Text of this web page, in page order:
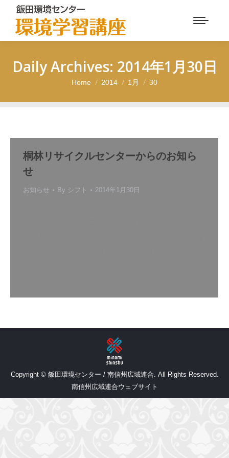
Daily Archives: 2014年1月30日
You are here:
Home 2014 1月 30
桐林リサイクルセンターからのお知ら
せ
お知らせ By シフト 2014年1月30日
Copyright © 飯田環境センター / 南信州広域連合. All Rights Reserved.
南信州広域連合ウェブサイト